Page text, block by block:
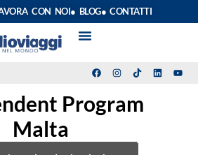
CON NOI● BLOG● CONTATTI
Program
Malta